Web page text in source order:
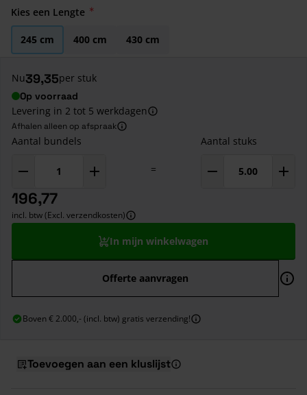
Kies een Lengte
245 cm 400 cm 430 cm
Nu39,35per stuk
Op voorraad
Levering in 2 tot 5 werkdagen
Afhalen alleen op afspraak
Aantal bundels
=
Aantal stuks
196,77
incl. btw (Excl. verzendkosten)
In mijn winkelwagen
Offerte aanvragen
Boven € 2.000,- (incl. btw) gratis verzending!
Toevoegen aan een kluslijst